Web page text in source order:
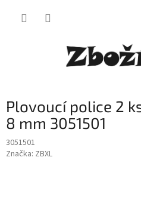
Plovoucí police 2
8 mm 3051501
3051501
Značka: ZBXL